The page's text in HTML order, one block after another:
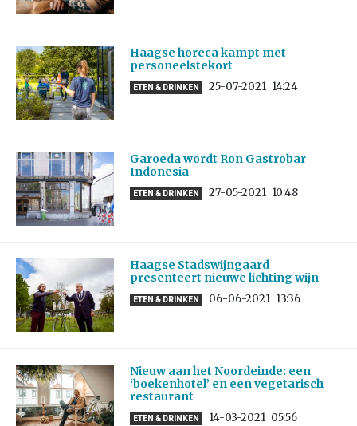
Haagse horeca kampt met
personeelstekort
ETEN & DRINKEN 25-07-2021 14:24
Garoeda wordt Ron Gastrobar
Indonesia
ETEN & DRINKEN 27-05-2021 10:48
Haagse Stadswijngaard
presenteert nieuwe lichting wijn
ETEN & DRINKEN 06-06-2021 13:36
Nieuw aan het Noordeinde: een
‘boekenhotel’ en een vegetarisch
restaurant
ETEN & DRINKEN 14-03-2021 05:56